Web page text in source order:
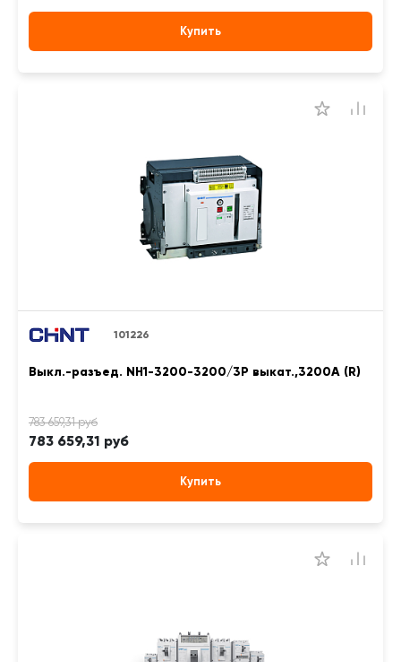
Купить
101226
Выкл.-разъед. NH1-3200-3200/3P выкат.,3200А (R)
783 659,31 руб
Купить